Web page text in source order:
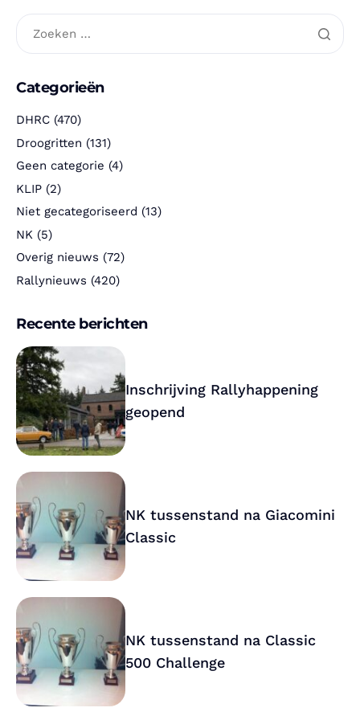
Categorieën
DHRC (470)
Droogritten (131)
Geen categorie (4)
KLIP (2)
Niet gecategoriseerd (13)
NK (5)
Overig nieuws (72)
Rallynieuws (420)
Recente berichten
Inschrijving Rallyhappening
geopend
NK tussenstand na Giacomini
Classic
NK tussenstand na Classic
500 Challenge